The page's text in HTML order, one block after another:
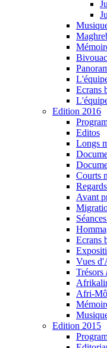
Ecrans
Edition 2016
Editos
Longs
Courts
Avant
Ecrans
Vues
Trésors
Afri-
Edition 2015